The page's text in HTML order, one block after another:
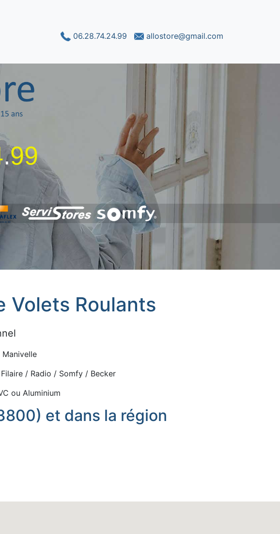
06.28.74.24.99 allostore@gmail.com
.99
Volets Roulants
Manivelle
/ Radio / Somfy / Becker
ou Aluminium
et dans la région